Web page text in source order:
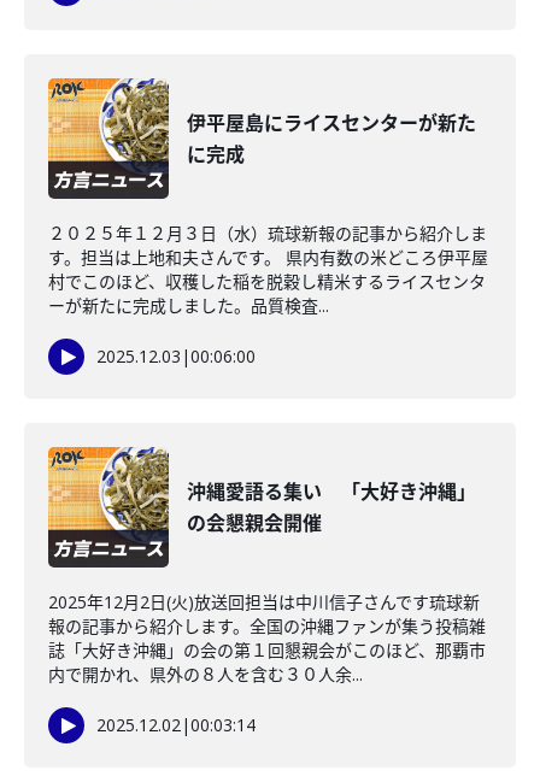
伊平屋島にライスセンターが新た
に完成
２０２５年１２月３日（水）琉球新報の記事から紹介しま
す。担当は上地和夫さんです。 県内有数の米どころ伊平屋
村でこのほど、収穫した稲を脱穀し精米するライスセンタ
ーが新たに完成しました。品質検査...
2025.12.03 |00:06:00
沖縄愛語る集い 「大好き沖縄」
の会懇親会開催
2025年12月2日(火)放送回担当は中川信子さんです琉球新
報の記事から紹介します。全国の沖縄ファンが集う投稿雑
誌「大好き沖縄」の会の第１回懇親会がこのほど、那覇市
内で開かれ、県外の８人を含む３０人余...
2025.12.02|00:03:14